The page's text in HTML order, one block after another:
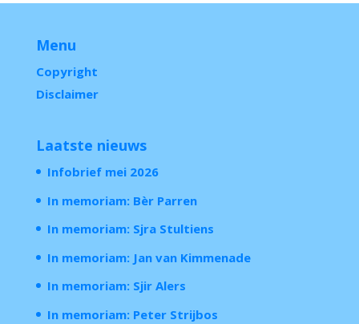
Menu
Copyright
Disclaimer
Laatste nieuws
Infobrief mei 2026
In memoriam: Bèr Parren
In memoriam: Sjra Stultiens
In memoriam: Jan van Kimmenade
In memoriam: Sjir Alers
In memoriam: Peter Strijbos